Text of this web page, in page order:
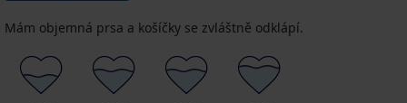
Mám objemná prsa a košíčky se zvláštně odklápí.